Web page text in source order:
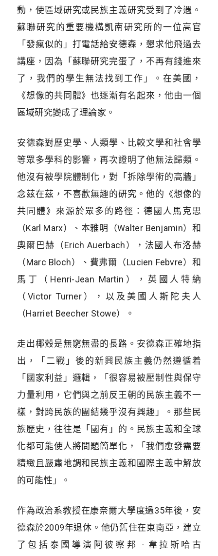
動，使區域研究或民族主義研究受到了冷遇。
蘇聯研究的重要機構凱南研究所的一位高官
「發瘋似的」打電話給安德森，懇求他飛過去
講座，因為「蘇聯研究完蛋了，不再有錢進來
了，我們的學生無法找到工作」。在美國，
《想像的共同體》也逐漸有名起來，他由一個
區域研究變成了理論家。
安德森對歷史學、人類學、比較文學和社會學
等眾多學科的影響，再次證明了他無法歸類。
他沒有被學院體制化，對「拆除學術的高牆」
念茲在茲，不喜歡無趣的研究。他的《想像的
共同體》來源於眾多的路徑：德國人馬克思
（Karl Marx）、本雅明（Walter Benjamin）和
奧爾巴赫（Erich Auerbach），法國人布洛赫
（Marc Bloch）、費弗爾（Lucien Febvre）和
馬丁（Henri-Jean Martin），英國人特納
（Victor Turner），以及美國人斯陀夫人
（Harriet Beecher Stowe）。
走出椰殼是無窮無盡的長路。安德森正確地指
出，「二戰」後的新興民族主義仍然遵循着
「國家利益」邏輯，「很容易被壓制性與保守
力量利用，它們與之前反王朝的民族主義不一
樣，對跨民族的團結幾乎沒有興趣」。那些民
族歷史，往往是「國有」的。民族主義和全球
化都可能使人將問題簡單化，「我們愈發需要
精緻且嚴肅地調和民族主義和國際主義中解放
的可能性」。
作為政治系教授在康奈爾大學度過35年後，安
德森於2009年退休。他仍舊住在東南亞，建立
了包括泰國導演阿彼察邦 · 韋拉斯哈古